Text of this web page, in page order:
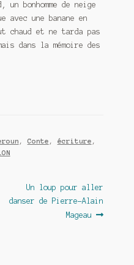
bonhomme de neige
une banane en
chaud et ne tarda pas
dans la mémoire des
, Conte , écriture ,
Article
suivant :
Un loup pour aller
danser de Pierre-Alain
Mageau